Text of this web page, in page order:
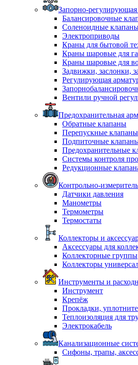
Запорно-регулирующая
Балансировочные
Соленоидные
Электроприводы
Краны для бытовой
Краны шаровые для
Краны шаровые для
Задвижки, заслонки,
Регулирующая
Вентили ручной
Предохранительная
Обратные клапаны
Перепускные клапаны
Подпиточные
Предохранительные
Системы контроля
Редукционные
Контрольно-
Датчики давления
Манометры
Термометры
Термостаты
Коллекторы и
Аксессуары для
Коллекторные группы
Коллекторы
Инструменты и
Инструмент
Крепёж
Прокладки,
Теплоизоляция для
Электрокабель
Канализационные
Сифоны, трапы,